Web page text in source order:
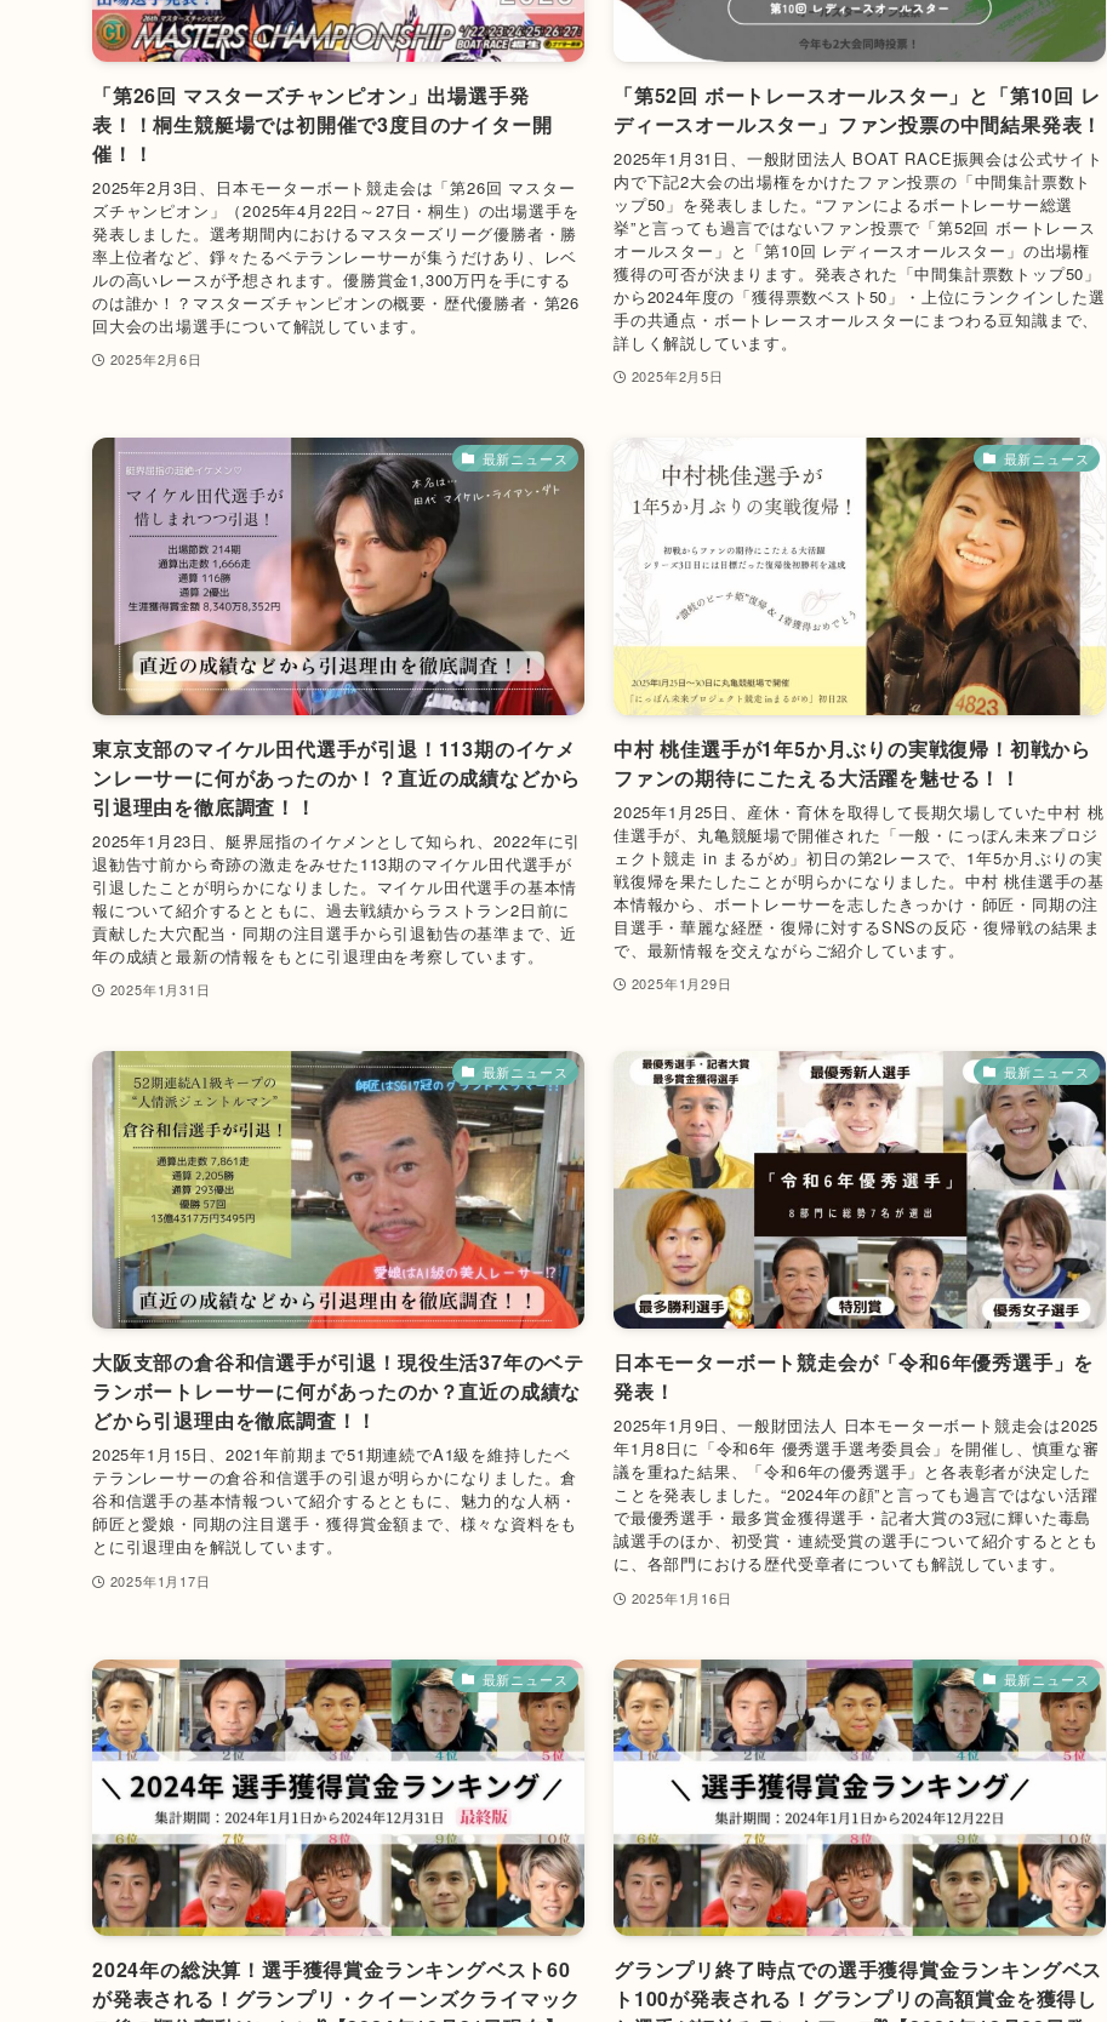
「第26回 マスターズチャンピオン」出場選手発
表！！桐生競艇場では初開催で3度目のナイター開
催！！
2025年2月3日、日本モーターボート競走会は「第26回 マスター
ズチャンピオン」（2025年4月22日～27日・桐生）の出場選手を
発表しました。選考期間内におけるマスターズリーグ優勝者・勝
率上位者など、錚々たるベテランレーサーが集うだけあり、レベ
ルの高いレースが予想されます。優勝賞金1,300万円を手にする
のは誰か！？マスターズチャンピオンの概要・歴代優勝者・第26
回大会の出場選手について解説しています。
2025年2月6日
「第52回 ボートレースオールスター」と「第10回 レ
ディースオールスター」ファン投票の中間結果発表！
2025年1月31日、一般財団法人 BOAT RACE振興会は公式サイト
内で下記2大会の出場権をかけたファン投票の「中間集計票数ト
ップ50」を発表しました。“ファンによるボートレーサー総選
挙”と言っても過言ではないファン投票で「第52回 ボートレース
オールスター」と「第10回 レディースオールスター」の出場権
獲得の可否が決まります。発表された「中間集計票数トップ50」
から2024年度の「獲得票数ベスト50」・上位にランクインした選
手の共通点・ボートレースオールスターにまつわる豆知識まで、
詳しく解説しています。
2025年2月5日
最新ニュース
東京支部のマイケル田代選手が引退！113期のイケメ
ンレーサーに何があったのか！？直近の成績などから
引退理由を徹底調査！！
2025年1月23日、艇界屈指のイケメンとして知られ、2022年に引
退勧告寸前から奇跡の激走をみせた113期のマイケル田代選手が
引退したことが明らかになりました。マイケル田代選手の基本情
報について紹介するとともに、過去戦績からラストラン2日前に
貢献した大穴配当・同期の注目選手から引退勧告の基準まで、近
年の成績と最新の情報をもとに引退理由を考察しています。
2025年1月31日
最新ニュース
中村 桃佳選手が1年5か月ぶりの実戦復帰！初戦から
ファンの期待にこたえる大活躍を魅せる！！
2025年1月25日、産休・育休を取得して長期欠場していた中村 桃
佳選手が、丸亀競艇場で開催された「一般・にっぽん未来プロジ
ェクト競走 in まるがめ」初日の第2レースで、1年5か月ぶりの実
戦復帰を果たしたことが明らかになりました。中村 桃佳選手の基
本情報から、ボートレーサーを志したきっかけ・師匠・同期の注
目選手・華麗な経歴・復帰に対するSNSの反応・復帰戦の結果ま
で、最新情報を交えながらご紹介しています。
2025年1月29日
最新ニュース
大阪支部の倉谷和信選手が引退！現役生活37年のベテ
ランボートレーサーに何があったのか？直近の成績な
どから引退理由を徹底調査！！
2025年1月15日、2021年前期まで51期連続でA1級を維持したベ
テランレーサーの倉谷和信選手の引退が明らかになりました。倉
谷和信選手の基本情報ついて紹介するとともに、魅力的な人柄・
師匠と愛娘・同期の注目選手・獲得賞金額まで、様々な資料をも
とに引退理由を解説しています。
2025年1月17日
最新ニュース
日本モーターボート競走会が「令和6年優秀選手」を
発表！
2025年1月9日、一般財団法人 日本モーターボート競走会は2025
年1月8日に「令和6年 優秀選手選考委員会」を開催し、慎重な審
議を重ねた結果、「令和6年の優秀選手」と各表彰者が決定した
ことを発表しました。“2024年の顔”と言っても過言ではない活躍
で最優秀選手・最多賞金獲得選手・記者大賞の3冠に輝いた毒島
誠選手のほか、初受賞・連続受賞の選手について紹介するととも
に、各部門における歴代受章者についても解説しています。
2025年1月16日
最新ニュース
2024年の総決算！選手獲得賞金ランキングベスト60
が発表される！グランプリ・クイーンズクライマック
最新ニュース
グランプリ終了時点での選手獲得賞金ランキングベス
ト100が発表される！グランプリの高額賞金を獲得し